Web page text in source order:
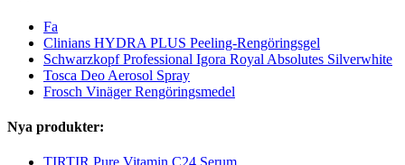
Fa
Clinians HYDRA PLUS Peeling-Rengöringsgel
Schwarzkopf Professional Igora Royal Absolutes Silverwhite
Tosca Deo Aerosol Spray
Frosch Vinäger Rengöringsmedel
Nya produkter: